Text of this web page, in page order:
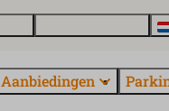
Aanbiedingen